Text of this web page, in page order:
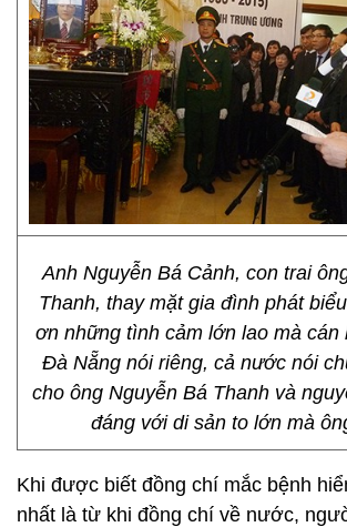
Anh Nguyễn Bá Cảnh, con trai
Thanh, thay mặt gia đình phát
ơn những tình cảm lớn lao mà cán
Đà Nẵng nói riêng, cả nước nói
cho ông Nguyễn Bá Thanh và
đáng với di sản to lớn mà
Khi được biết đồng chí mắc bệnh
nhất là từ khi đồng chí về nước,